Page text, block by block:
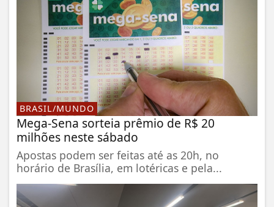
BRASIL/MUNDO
Mega-Sena sorteia prêmio de R$ 20
milhões neste sábado
Apostas podem ser feitas até as 20h, no
horário de Brasília, em lotéricas e pela...